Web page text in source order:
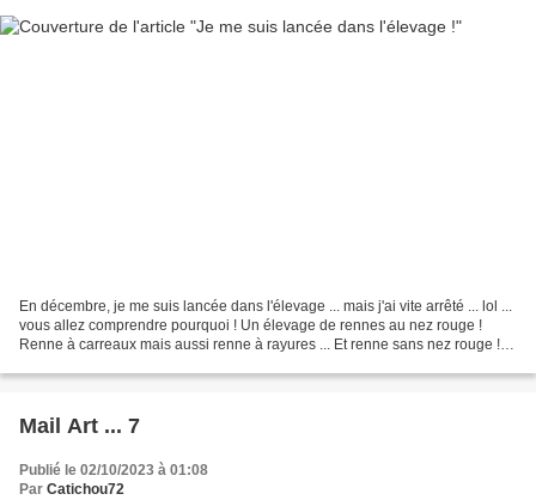
En décembre, je me suis lancée dans l'élevage ... mais j'ai vite arrêté ... lol ...
vous allez comprendre pourquoi ! Un élevage de rennes au nez rouge !
Renne à carreaux mais aussi renne à rayures ... Et renne sans nez rouge ! Et
Mail Art ... 7
Publié le 02/10/2023 à 01:08
Par Catichou72